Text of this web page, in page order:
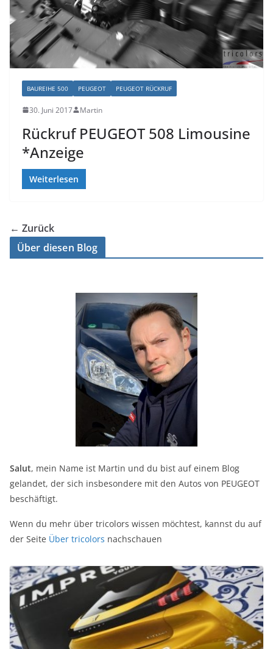
BAUREIHE 500 PEUGEOT PEUGEOT RÜCKRUF
30. Juni 2017 Martin
Rückruf PEUGEOT 508 Limousine
*Anzeige
Weiterlesen
← Zurück
Über diesen Blog
Salut, mein Name ist Martin und du bist auf einem Blog
gelandet, der sich insbesondere mit den Autos von PEUGEOT
beschäftigt.
Wenn du mehr über tricolors wissen möchtest, kannst du auf
der Seite Über tricolors nachschauen